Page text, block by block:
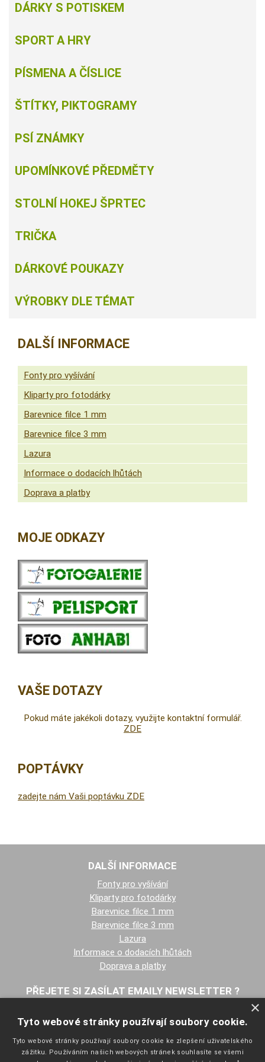
DÁRKY S POTISKEM
SPORT A HRY
PÍSMENA A ČÍSLICE
ŠTÍTKY, PIKTOGRAMY
PSÍ ZNÁMKY
UPOMÍNKOVÉ PŘEDMĚTY
STOLNÍ HOKEJ ŠPRTEC
TRIČKA
DÁRKOVÉ POUKAZY
VÝROBKY DLE TÉMAT
DALŠÍ INFORMACE
Fonty pro vyšívání
Kliparty pro fotodárky
Barevnice filce 1 mm
Barevnice filce 3 mm
Lazura
Informace o dodacích lhůtách
Doprava a platby
MOJE ODKAZY
VAŠE DOTAZY
Pokud máte jakékoli dotazy, využijte kontaktní formulář.
ZDE
POPTÁVKY
zadejte nám Vaši poptávku ZDE
DALŠÍ INFORMACE
Fonty pro vyšívání
Kliparty pro fotodárky
Barevnice filce 1 mm
Barevnice filce 3 mm
Lazura
Informace o dodacích lhůtách
Doprava a platby
PŘEJETE SI ZASÍLAT EMAILY NEWSLETTER ?
×
Tyto webové stránky používají soubory cookie.
Tyto webové stránky používají soubory cookie ke zlepšení uživatelského
zážitku. Používáním našich webových stránek souhlasíte se všemi